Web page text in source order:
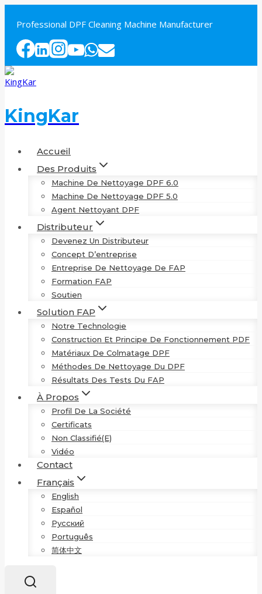
contenu
Professional DPF Cleaning Machine Manufacturer
KingKar
Accueil
Des Produits
Machine De Nettoyage DPF 6.0
Machine De Nettoyage DPF 5.0
Agent Nettoyant DPF
Distributeur
Devenez Un Distributeur
Concept D’entreprise
Entreprise De Nettoyage De FAP
Formation FAP
Soutien
Solution FAP
Notre Technologie
Construction Et Principe De Fonctionnement PDF
Matériaux De Colmatage DPF
Méthodes De Nettoyage Du DPF
Résultats Des Tests Du FAP
À Propos
Profil De La Société
Certificats
Non Classifié(e)
Vidéo
Contact
Français
English
Español
Русский
Português
简体中文